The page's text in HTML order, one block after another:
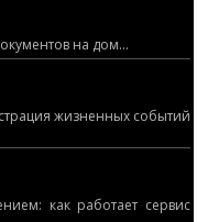
на дом...
жизненных событий
как работает сервис